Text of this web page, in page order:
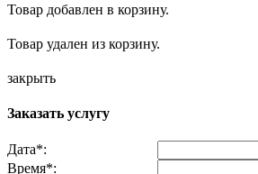
Товар добавлен в корзину.
Товар удален из корзину.
закрыть
Заказать услугу
Дата*:
Время*: